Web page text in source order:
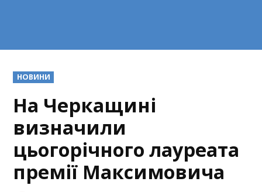
POSTED
IN
НОВИНИ
На Черкащині
визначили
цьогорічного лауреата
премії Максимовича